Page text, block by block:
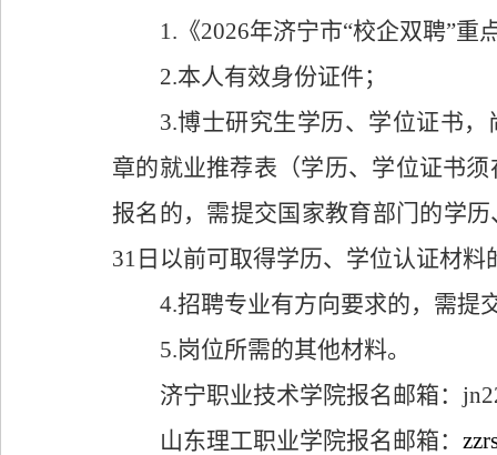
1. 《2026年济宁市“校企双聘”重
2.本人有效身份证件；
3.博士研究生学历、 学位证书，
章的就业推荐表（学历、学位证书须
报名的， 需提交国家教育部门的学历
31 日以前可取得学历、学位认证材
4.招聘专业有方向要求的，需提
5.岗位所需的其他材料。
济宁职业技术学院报名邮箱：
山东理工职业学院报名邮箱：